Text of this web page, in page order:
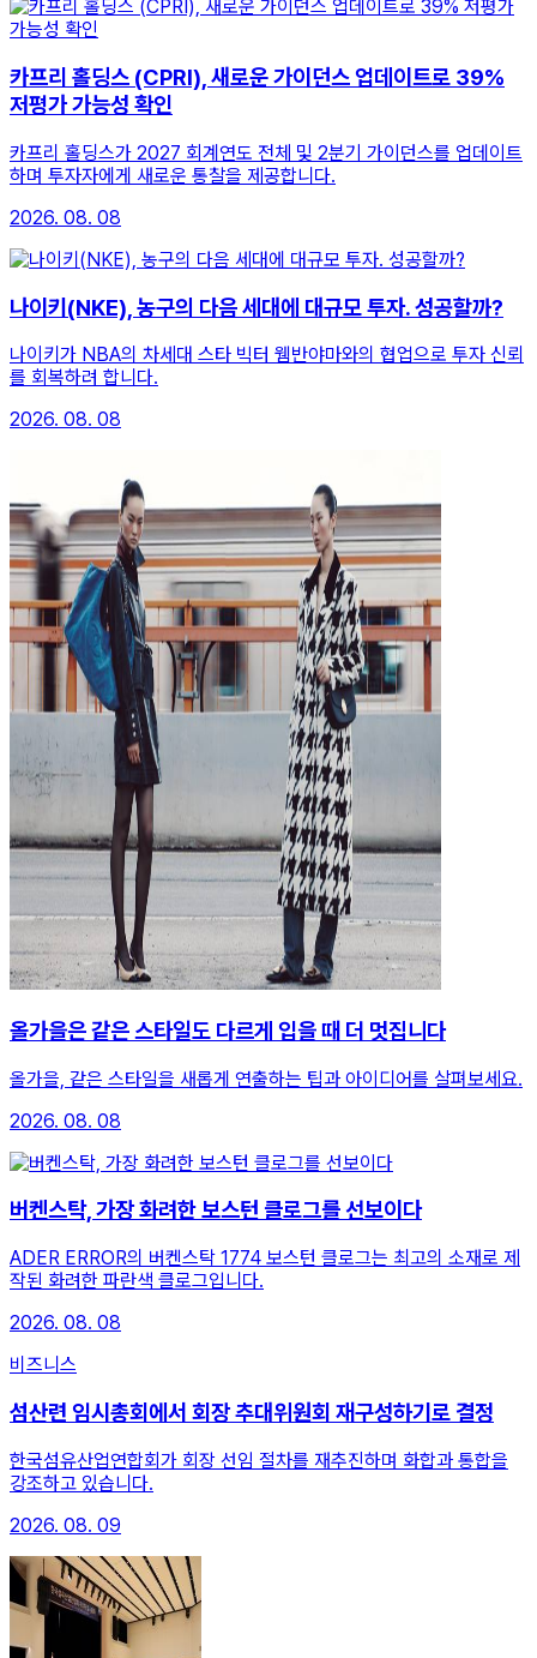
카프리 홀딩스 (CPRI), 새로운 가이던스 업데이트로 39%
저평가 가능성 확인
카프리 홀딩스가 2027 회계연도 전체 및 2분기 가이던스를 업데이트
하며 투자자에게 새로운 통찰을 제공합니다.
2026. 08. 08
나이키(NKE), 농구의 다음 세대에 대규모 투자. 성공할까?
나이키가 NBA의 차세대 스타 빅터 웸반야마와의 협업으로 투자 신뢰
를 회복하려 합니다.
2026. 08. 08
올가을은 같은 스타일도 다르게 입을 때 더 멋집니다
올가을, 같은 스타일을 새롭게 연출하는 팁과 아이디어를 살펴보세요.
2026. 08. 08
버켄스탁, 가장 화려한 보스턴 클로그를 선보이다
ADER ERROR의 버켄스탁 1774 보스턴 클로그는 최고의 소재로 제
작된 화려한 파란색 클로그입니다.
2026. 08. 08
비즈니스
섬산련 임시총회에서 회장 추대위원회 재구성하기로 결정
한국섬유산업연합회가 회장 선임 절차를 재추진하며 화합과 통합을
강조하고 있습니다.
2026. 08. 09